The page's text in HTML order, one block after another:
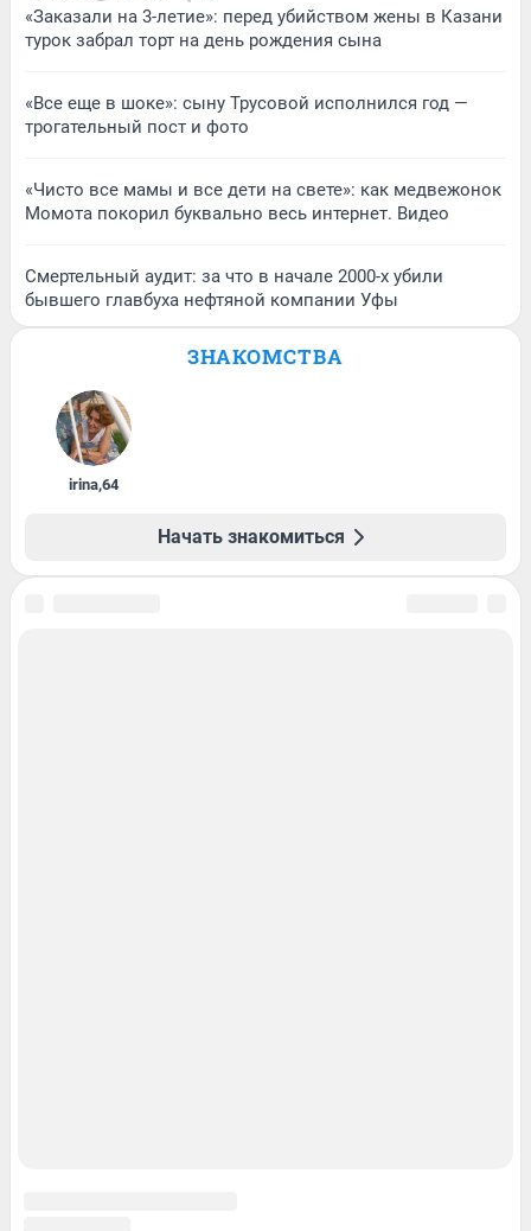
«Заказали на 3-летие»: перед убийством жены в Казани
турок забрал торт на день рождения сына
«Все еще в шоке»: сыну Трусовой исполнился год —
трогательный пост и фото
«Чисто все мамы и все дети на свете»: как медвежонок
Момота покорил буквально весь интернет. Видео
Смертельный аудит: за что в начале 2000-х убили
бывшего главбуха нефтяной компании Уфы
ЗНАКОМСТВА
irina,64
Начать знакомиться